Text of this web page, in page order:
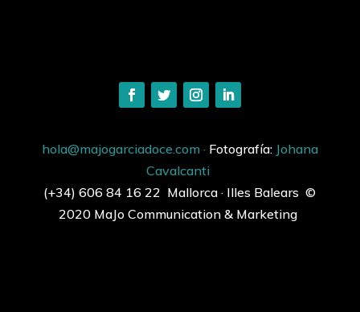
hola@majogarciadoce.com · Fotografía: Johana
Cavalcanti
(+34) 606 84 16 22 Mallorca · Illes Balears©
2020 MaJo Communication & Marketing